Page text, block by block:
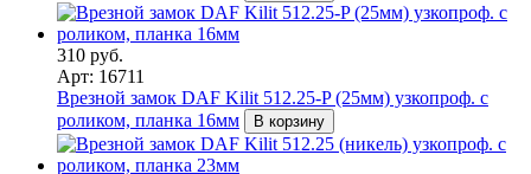
310 руб.
Арт: 16711
Врезной замок DAF Kilit 512.25-P (25мм) узкопроф. с
роликом, планка 16мм
В корзину